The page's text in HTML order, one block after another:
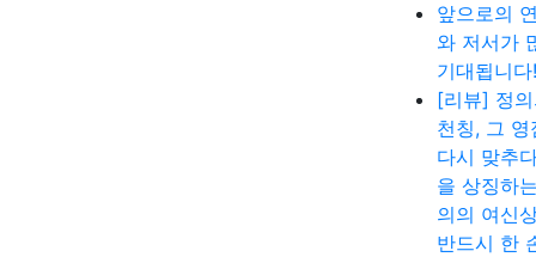
앞으로의
와 저서가
기대됩니다!
[리뷰] 정
천칭, 그 영
다시 맞추
을 상징하
의의 여신
반드시 한